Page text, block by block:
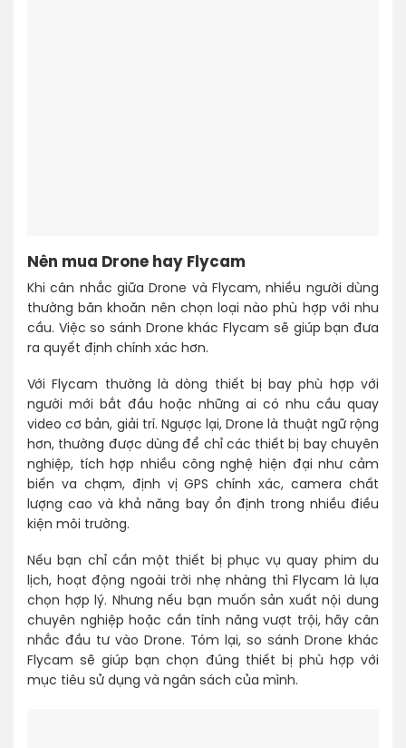
Nên mua Drone hay Flycam
Khi cân nhắc giữa Drone và Flycam, nhiều người dùng
thường băn khoăn nên chọn loại nào phù hợp với nhu
cầu. Việc so sánh Drone khác Flycam sẽ giúp bạn đưa
ra quyết định chính xác hơn.
Với Flycam thường là dòng thiết bị bay phù hợp với
người mới bắt đầu hoặc những ai có nhu cầu quay
video cơ bản, giải trí. Ngược lại, Drone là thuật ngữ rộng
hơn, thường được dùng để chỉ các thiết bị bay chuyên
nghiệp, tích hợp nhiều công nghệ hiện đại như cảm
biến va chạm, định vị GPS chính xác, camera chất
lượng cao và khả năng bay ổn định trong nhiều điều
kiện môi trường.
Nếu bạn chỉ cần một thiết bị phục vụ quay phim du
lịch, hoạt động ngoài trời nhẹ nhàng thì Flycam là lựa
chọn hợp lý. Nhưng nếu bạn muốn sản xuất nội dung
chuyên nghiệp hoặc cần tính năng vượt trội, hãy cân
nhắc đầu tư vào Drone. Tóm lại, so sánh Drone khác
Flycam sẽ giúp bạn chọn đúng thiết bị phù hợp với
mục tiêu sử dụng và ngân sách của mình.